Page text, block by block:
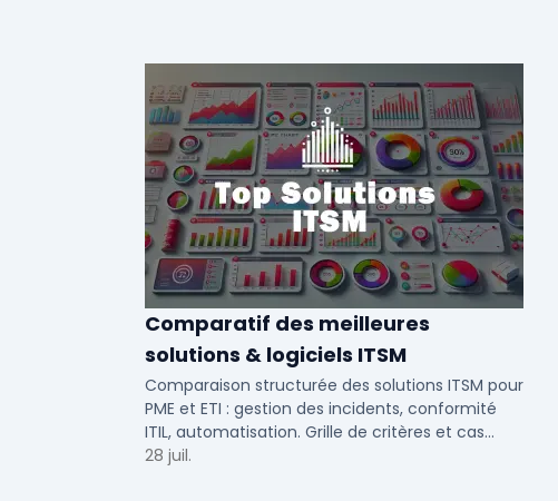
Comparatif des meilleures
solutions & logiciels ITSM
Comparaison structurée des solutions ITSM pour
PME et ETI : gestion des incidents, conformité
ITIL, automatisation. Grille de critères et cas
d'usage par taille d'entreprise.
28 juil.